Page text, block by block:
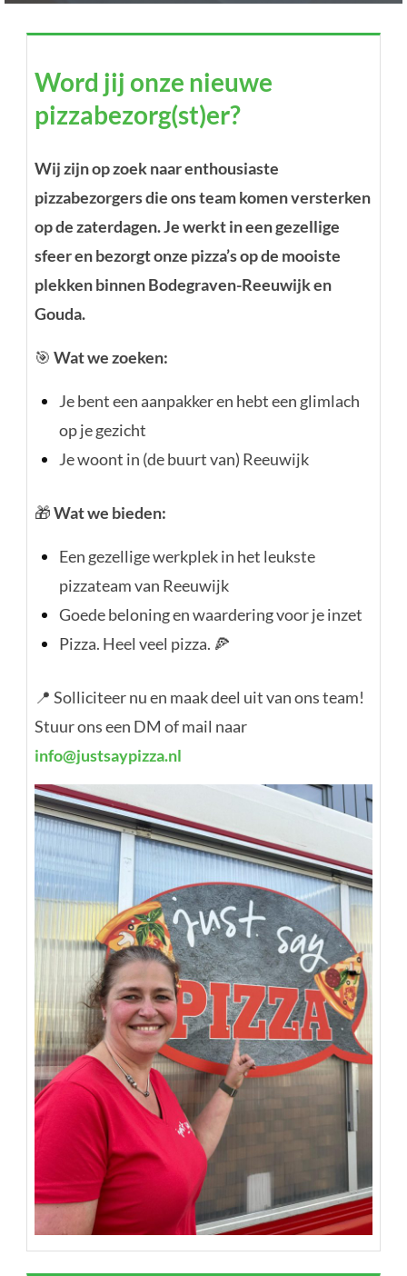
pizzabezorg(st)er?
Just Say Pizza — Reeuwijk
Word jij onze nieuwe
pizzabezorg(st)er?
Wij zijn op zoek naar enthousiaste
pizzabezorgers die ons team komen versterken
op de zaterdagen. Je werkt in een gezellige
sfeer en bezorgt onze pizza’s op de mooiste
plekken binnen Bodegraven-Reeuwijk en
Gouda.
🎯 Wat we zoeken:
Je bent een aanpakker en hebt een glimlach
op je gezicht
Je woont in (de buurt van) Reeuwijk
🎁Wat we bieden:
Een gezellige werkplek in het leukste
pizzateam van Reeuwijk
Goede beloning en waardering voor je inzet
Pizza. Heel veel pizza. 🍕
📍 Solliciteer nu en maak deel uit van ons team!
Stuur ons een DM of mail naar
info@justsaypizza.nl